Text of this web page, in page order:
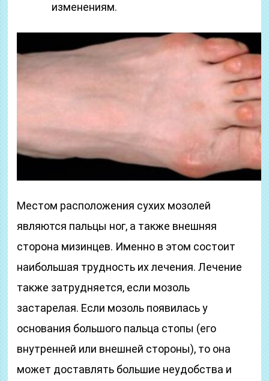
изменениям.
Местом расположения сухих мозолей
являются пальцы ног, а также внешняя
сторона мизинцев. Именно в этом состоит
наибольшая трудность их лечения. Лечение
также затрудняется, если мозоль
застарелая. Если мозоль появилась у
основания большого пальца стопы (его
внутренней или внешней стороны), то она
может доставлять большие неудобства и